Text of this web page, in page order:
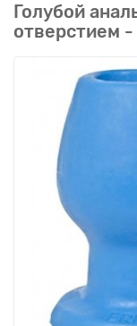
Голубой
отверстием -